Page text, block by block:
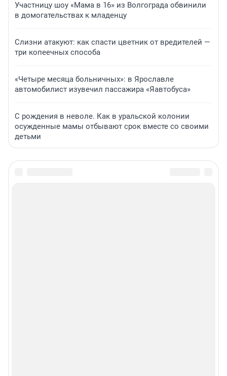
Участницу шоу «Мама в 16» из Волгограда обвинили
в домогательствах к младенцу
Слизни атакуют: как спасти цветник от вредителей —
три копеечных способа
«Четыре месяца больничных»: в Ярославле
автомобилист изувечил пассажира «Яавтобуса»
С рождения в неволе. Как в уральской колонии
осужденные мамы отбывают срок вместе со своими
детьми